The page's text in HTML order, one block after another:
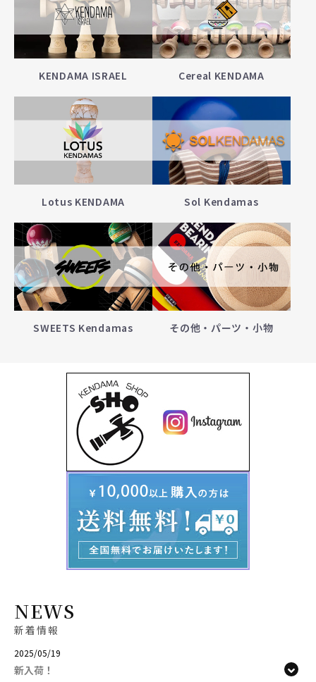
KENDAMA ISRAEL Cereal KENDAMA
Lotus KENDAMA Sol Kendamas
SWEETS Kendamas その他・パーツ・小物
NEWS
新着情報
2025/05/19
新入荷！